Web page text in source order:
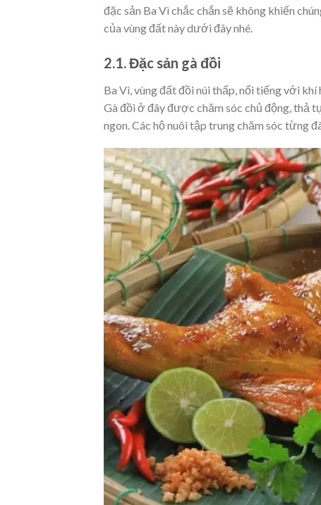
đặc sản Ba Vì chắc chắn sẽ không khiến
của vùng đất này dưới đây nhé.
2.1. Đặc sản gà đồi
Ba Vì, vùng đất đồi núi thấp, nổi tiếng với
Gà đồi ở đây được chăm sóc chủ động, thả
ngon. Các hộ nuôi tập trung chăm sóc từng